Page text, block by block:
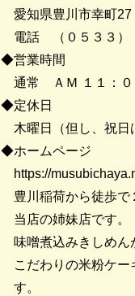
愛知県豊川市幸町27
電話 （０５３３）
◆営業時間
通常 ＡＭ １１：０
◆定休日
木曜日（但し、祝日
◆ホームページ
https://
豊川稲荷から徒歩で
当店の姉妹店です。
味噌煮込みきしめん
こだわりの米粉ケー
す。